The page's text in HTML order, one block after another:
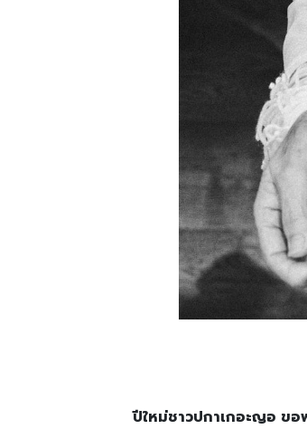
ปีใหม่ชาวปกาเกอะญอ ข